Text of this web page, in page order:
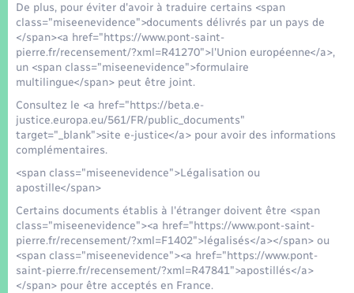
De plus, pour éviter d'avoir à traduire certains <span
class="miseenevidence">documents délivrés par un pays de
</span><a href="https://www.pont-saint-
pierre.fr/recensement/?xml=R41270">l'Union européenne</a>,
un <span class="miseenevidence">formulaire
multilingue</span> peut être joint.
Consultez le <a href="https://beta.e-
justice.europa.eu/561/FR/public_documents"
target="_blank">site e-justice</a> pour avoir des informations
complémentaires.
<span class="miseenevidence">Légalisation ou
apostille</span>
Certains documents établis à l'étranger doivent être <span
class="miseenevidence"><a href="https://www.pont-saint-
pierre.fr/recensement/?xml=F1402">légalisés</a></span> ou
<span class="miseenevidence"><a href="https://www.pont-
saint-pierre.fr/recensement/?xml=R47841">apostillés</a>
</span> pour être acceptés en France.